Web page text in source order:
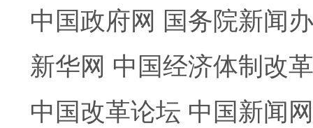
中国政府网 国务院新闻
新华网 中国经济体制改
中国改革论坛 中国新闻网